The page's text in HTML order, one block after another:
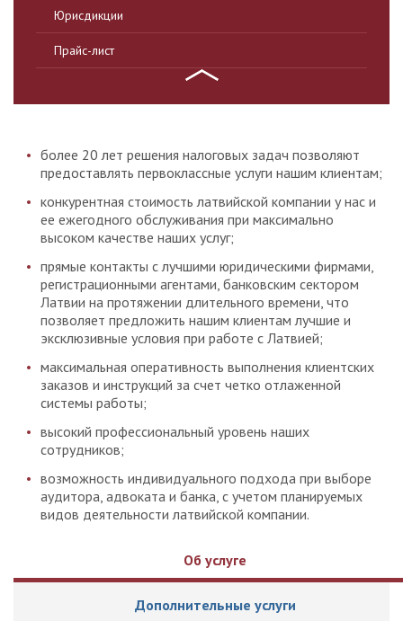
Юрисдикции
Прайс-лист
более 20 лет решения налоговых задач позволяют
предоставлять первоклассные услуги нашим клиентам;
конкурентная стоимость латвийской компании у нас и
ее ежегодного обслуживания при максимально
высоком качестве наших услуг;
прямые контакты с лучшими юридическими фирмами,
регистрационными агентами, банковским сектором
Латвии на протяжении длительного времени, что
позволяет предложить нашим клиентам лучшие и
эксклюзивные условия при работе с Латвией;
максимальная оперативность выполнения клиентских
заказов и инструкций за счет четко отлаженной
системы работы;
высокий профессиональный уровень наших
сотрудников;
возможность индивидуального подхода при выборе
аудитора, адвоката и банка, с учетом планируемых
видов деятельности латвийской компании.
Об услуге
Дополнительные услуги